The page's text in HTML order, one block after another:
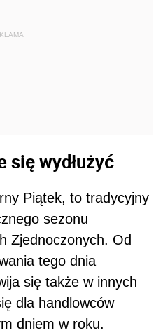
się wydłużyć
Piątek, to tradycyjny
sezonu
Zjednoczonych. Od
tego dnia
się także w innych
dla handlowców
dniem w roku.